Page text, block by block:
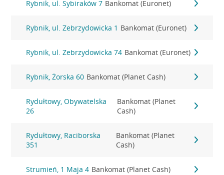
Rybnik, ul. Sybiraków 7 Bankomat (Euronet)
Rybnik, ul. Zebrzydowicka 1 Bankomat (Euronet)
Rybnik, ul. Zebrzydowicka 74 Bankomat (Euronet)
Rybnik, Żorska 60 Bankomat (Planet Cash)
Rydułtowy, Obywatelska
26
Bankomat (Planet
Cash)
Rydułtowy, Raciborska
351
Bankomat (Planet
Cash)
Strumień, 1 Maja 4 Bankomat (Planet Cash)